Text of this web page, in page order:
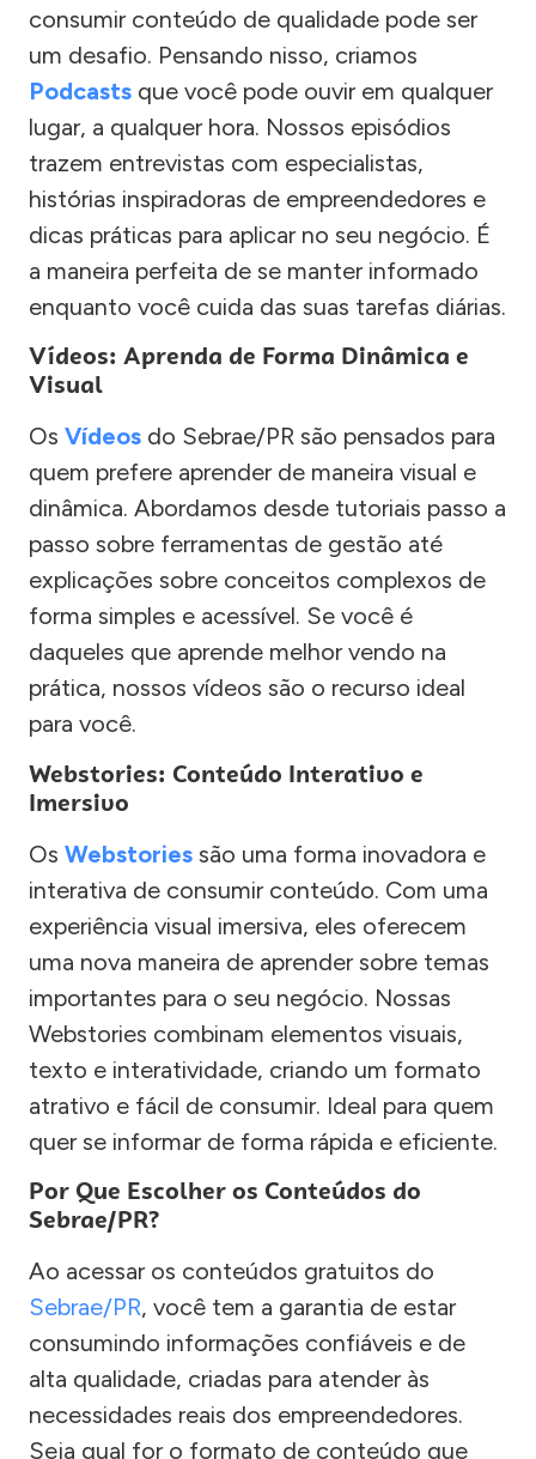
consumir conteúdo de qualidade pode ser
um desafio. Pensando nisso, criamos
Podcasts que você pode ouvir em qualquer
lugar, a qualquer hora. Nossos episódios
trazem entrevistas com especialistas,
histórias inspiradoras de empreendedores e
dicas práticas para aplicar no seu negócio. É
a maneira perfeita de se manter informado
enquanto você cuida das suas tarefas diárias.
Vídeos: Aprenda de Forma Dinâmica e
Visual
Os Vídeos do Sebrae/PR são pensados para
quem prefere aprender de maneira visual e
dinâmica. Abordamos desde tutoriais passo a
passo sobre ferramentas de gestão até
explicações sobre conceitos complexos de
forma simples e acessível. Se você é
daqueles que aprende melhor vendo na
prática, nossos vídeos são o recurso ideal
para você.
Webstories: Conteúdo Interativo e
Imersivo
Os Webstories são uma forma inovadora e
interativa de consumir conteúdo. Com uma
experiência visual imersiva, eles oferecem
uma nova maneira de aprender sobre temas
importantes para o seu negócio. Nossas
Webstories combinam elementos visuais,
texto e interatividade, criando um formato
atrativo e fácil de consumir. Ideal para quem
quer se informar de forma rápida e eficiente.
Por Que Escolher os Conteúdos do
Sebrae/PR?
Ao acessar os conteúdos gratuitos do
Sebrae/PR, você tem a garantia de estar
consumindo informações confiáveis e de
alta qualidade, criadas para atender às
necessidades reais dos empreendedores.
Seja qual for o formato de conteúdo que